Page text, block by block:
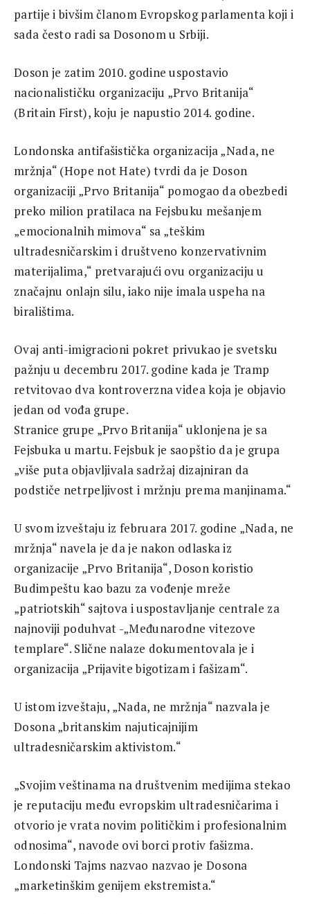
partije i bivšim članom Evropskog parlamenta koji i
sada često radi sa Dosonom u Srbiji.
Doson je zatim 2010. godine uspostavio
nacionalističku organizaciju „Prvo Britanija“
(Britain First), koju je napustio 2014. godine.
Londonska antifašistička organizacija „Nada, ne
mržnja“ (Hope not Hate) tvrdi da je Doson
organizaciji „Prvo Britanija“ pomogao da obezbedi
preko milion pratilaca na Fejsbuku mešanjem
„emocionalnih mimova“ sa „teškim
ultradesničarskim i društveno konzervativnim
materijalima,“ pretvarajući ovu organizaciju u
značajnu onlajn silu, iako nije imala uspeha na
biralištima.
Ovaj anti-imigracioni pokret privukao je svetsku
pažnju u decembru 2017. godine kada je Tramp
retvitovao dva kontroverzna videa koja je objavio
jedan od vođa grupe.
Stranice grupe „Prvo Britanija“ uklonjena je sa
Fejsbuka u martu. Fejsbuk je saopštio da je grupa
„više puta objavljivala sadržaj dizajniran da
podstiče netrpeljivost i mržnju prema manjinama.“
U svom izveštaju iz februara 2017. godine „Nada, ne
mržnja“ navela je da je nakon odlaska iz
organizacije „Prvo Britanija“, Doson koristio
Budimpeštu kao bazu za vođenje mreže
„patriotskih“ sajtova i uspostavljanje centrale za
najnoviji poduhvat -„Međunarodne vitezove
templare“. Slične nalaze dokumentovala je i
organizacija „Prijavite bigotizam i fašizam“.
U istom izveštaju, „Nada, ne mržnja“ nazvala je
Dosona „britanskim najuticajnijim
ultradesničarskim aktivistom.“
„Svojim veštinama na društvenim medijima stekao
je reputaciju među evropskim ultradesničarima i
otvorio je vrata novim političkim i profesionalnim
odnosima“, navode ovi borci protiv fašizma.
Londonski Tajms nazvao nazvao je Dosona
„marketinškim genijem ekstremista.“